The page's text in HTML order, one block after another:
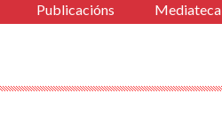
Publicacións Mediateca